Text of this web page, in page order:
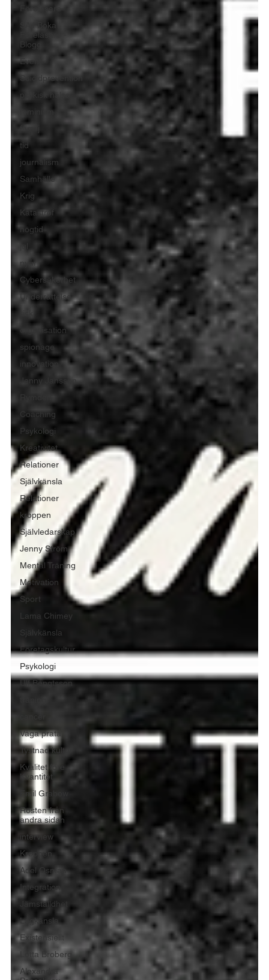
Föreläsare
SAJ Boka
Föreläsare -
Blogg
Event
Suicidprevention
psykisk hälsa
feminism
familj
tid
journalism
Samhälle
Krig
Katastrof
högtid
nyår
Cybersäkerhet
Underrättelse
organisation
spionage
innovation
Jenny Jansson
Coaching
Psykologi
Kreativitet
Relationer
Självkänsla
Relationer
kroppen
Självledarskap
Jenny Ström
Mental Träning
Motivation
Sport
Lama Chimey
Självkänsla
Företagskultur
Psykologi
Ulf Bengtsson
Våga prata
Tystnad kultur
Kvalitet före
Kvantitet
Emil Grabow
Rösten från
andra sidan
interview
Kroppen
Adel Osman
Integration
Jämställdhet
Lagkänsla
Existensiellt
Lotta Broberg
Alexandra